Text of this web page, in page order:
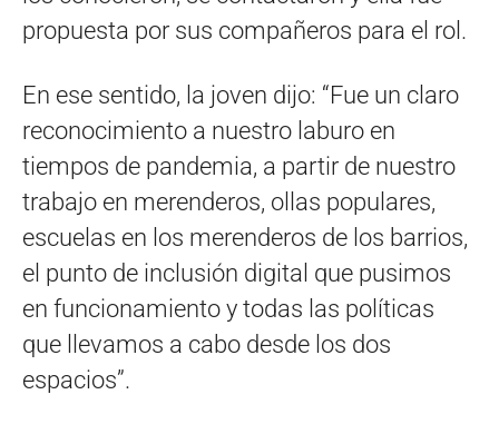
propuesta por sus compañeros para el rol.
En ese sentido, la joven dijo: “Fue un claro
reconocimiento a nuestro laburo en
tiempos de pandemia, a partir de nuestro
trabajo en merenderos, ollas populares,
escuelas en los merenderos de los barrios,
el punto de inclusión digital que pusimos
en funcionamiento y todas las políticas
que llevamos a cabo desde los dos
espacios”.